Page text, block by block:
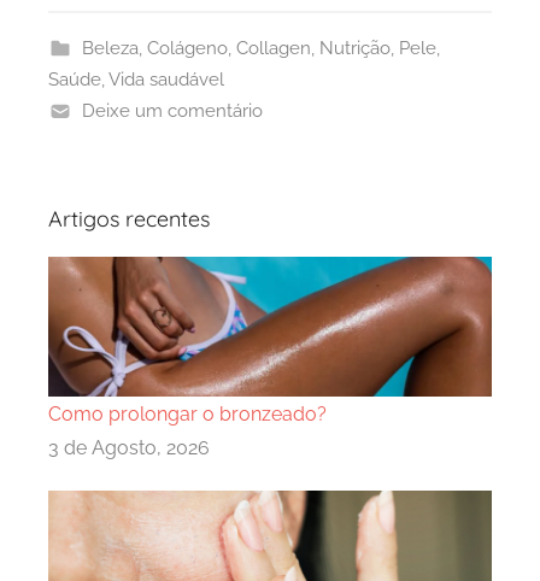
Beleza Colágeno, Collagen Nutrição, Pele,
Saúde Vida saudável
Deixe um comentário
Artigos recentes
Como prolongar o bronzeado?
3 de Agosto, 2026